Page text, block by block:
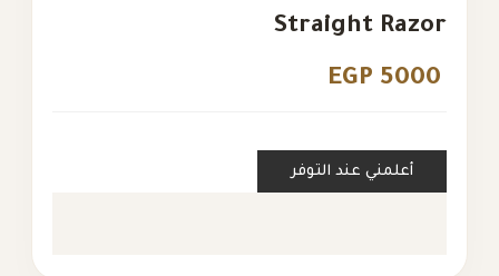
Straight Razor
EGP 5000
أعلمني عند التوفر